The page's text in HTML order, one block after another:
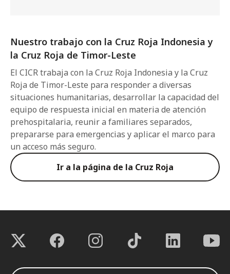
Nuestro trabajo con la Cruz Roja Indonesia y
la Cruz Roja de Timor-Leste
El CICR trabaja con la Cruz Roja Indonesia y la Cruz
Roja de Timor-Leste para responder a diversas
situaciones humanitarias, desarrollar la capacidad del
equipo de respuesta inicial en materia de atención
prehospitalaria, reunir a familiares separados,
prepararse para emergencias y aplicar el marco para
un acceso más seguro.
Ir a la página de la Cruz Roja